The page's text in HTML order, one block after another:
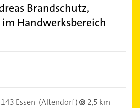
Brandschutz,
Handwerksbereich
Essen (Altendorf)
2,5 km